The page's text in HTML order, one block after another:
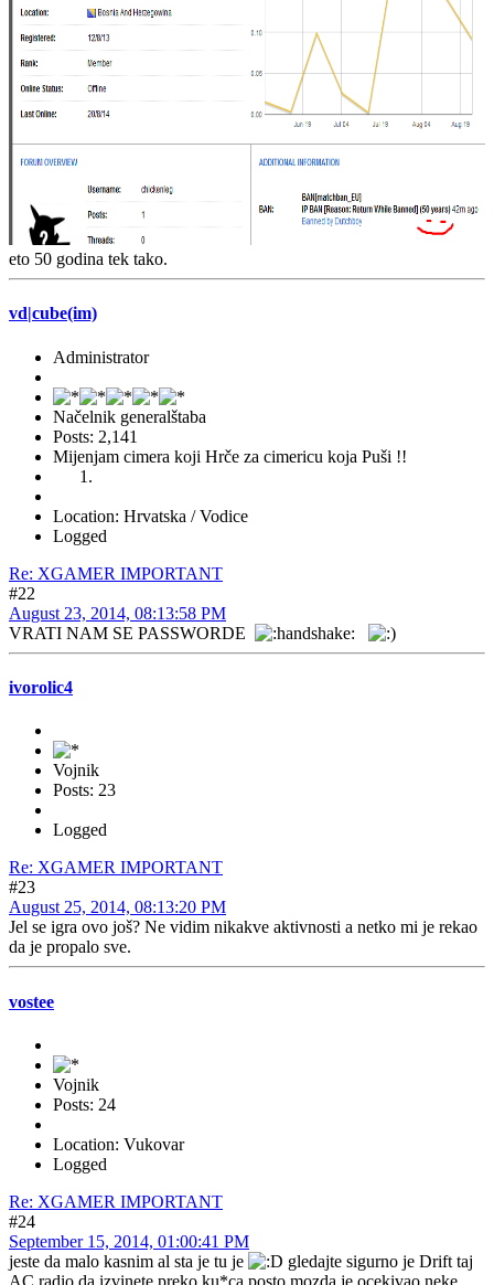
eto 50 godina tek tako.
vd|cube(im)
Administrator
Načelnik generalštaba
Posts: 2,141
Mijenjam cimera koji Hrče za cimericu koja Puši !!
Location: Hrvatska / Vodice
Logged
Re: XGAMER IMPORTANT
#22
August 23, 2014, 08:13:58 PM
VRATI NAM SE PASSWORDE
ivorolic4
Vojnik
Posts: 23
Logged
Re: XGAMER IMPORTANT
#23
August 25, 2014, 08:13:20 PM
Jel se igra ovo još? Ne vidim nikakve aktivnosti a netko mi je rekao
da je propalo sve.
vostee
Vojnik
Posts: 24
Location: Vukovar
Logged
Re: XGAMER IMPORTANT
#24
September 15, 2014, 01:00:41 PM
jeste da malo kasnim al sta je tu je
gledajte sigurno je Drift taj
AC radio da izvinete preko ku*ca posto mozda je ocekivao neke